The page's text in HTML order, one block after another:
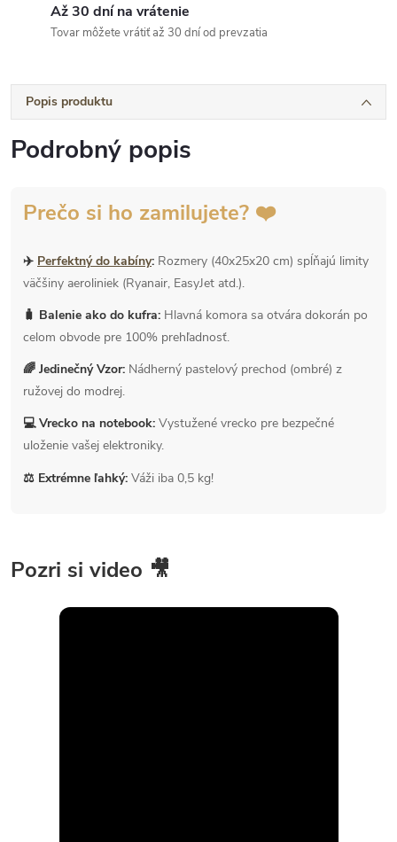
Až 30 dní na vrátenie
Tovar môžete vrátiť až 30 dní od prevzatia
Popis produktu
Podrobný popis
Prečo si ho zamilujete? ❤️
✈️ Perfektný do kabíny: Rozmery (40x25x20 cm) spĺňajú limity
väčšiny aeroliniek (Ryanair, EasyJet atd.).
🧳 Balenie ako do kufra: Hlavná komora sa otvára dokorán po
celom obvode pre 100% prehľadnosť.
🌈 Jedinečný Vzor: Nádherný pastelový prechod (ombré) z
ružovej do modrej.
💻 Vrecko na notebook: Vystužené vrecko pre bezpečné
uloženie vašej elektroniky.
⚖️ Extrémne ľahký: Váži iba 0,5 kg!
Pozri si video 🎥